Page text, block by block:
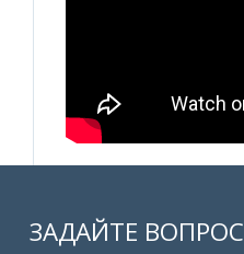
ЗАДАЙТЕ ВОПРОС